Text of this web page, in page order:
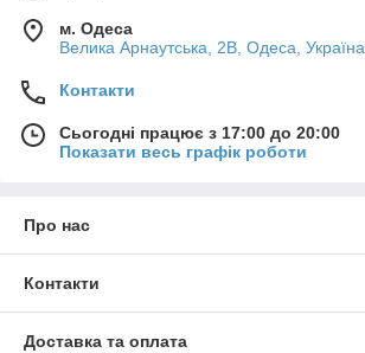
м. Одеса
Велика Арнаутська, 2В, Одеса, Україна
Контакти
Сьогодні працює з 17:00 до 20:00
Показати весь графік роботи
Про нас
Контакти
Доставка та оплата